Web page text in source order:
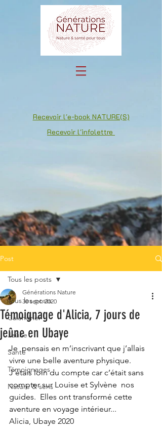
Recevoir l'e-book NATURE(S)
Recevoir l'infolettre
Post
Tous les posts
Calendrier
Jeûne
Santé
Témoignages
Nature & sens
Tous les posts
Témoignage d'Alicia, 7 jours de
jeûne en Ubaye
Générations Nature
30 sept. 2020
Je  pensais en m’inscrivant que j’allais
vivre une belle aventure physique.
J’étais loin du compte car c’était sans
compter sur Louise et Sylvène  nos
guides.  Elles ont transformé cette
aventure en voyage intérieur...
Alicia, Ubaye 2020